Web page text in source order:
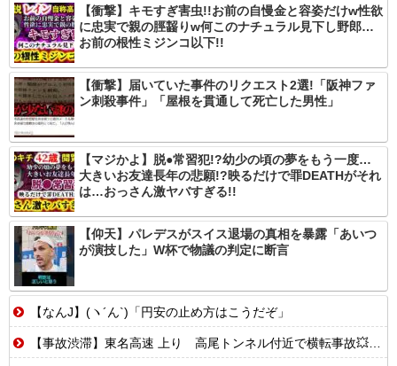
【衝撃】キモすぎ害虫!!お前の自慢金と容姿だけw性欲
に忠実で親の脛齧りw何このナチュラル見下し野郎…
お前の根性ミジンコ以下!!
【衝撃】届いていた事件のリクエスト2選!「阪神ファ
ン刺殺事件」「屋根を貫通して死亡した男性」
【マジかよ】脱●常習犯!?幼少の頃の夢をもう一度…
大きいお友達長年の悲願!?映るだけで罪DEATHがそれ
は…おっさん激ヤバすぎる!!
【仰天】パレデスがスイス退場の真相を暴露「あいつ
が演技した」W杯で物議の判定に断言
【なんJ】(ヽ´ん`)「円安の止め方はこうだぞ」
【事故渋滞】東名高速 上り 高尾トンネル付近で横転事故💥 追越車線規制 足柄SA〜大井松田IC 渋滞距離 6.0km 通過時間 35 分